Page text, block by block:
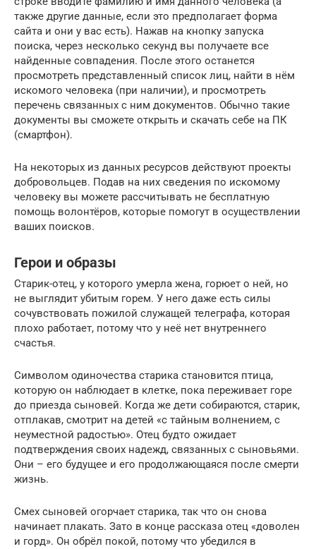
также другие данные, если это предполагает форма
сайта и они у вас есть). Нажав на кнопку запуска
поиска, через несколько секунд вы получаете все
найденные совпадения. После этого останется
просмотреть представленный список лиц, найти в нём
искомого человека (при наличии), и просмотреть
перечень связанных с ним документов. Обычно такие
документы вы сможете открыть и скачать себе на ПК
(смартфон).
На некоторых из данных ресурсов действуют проекты
добровольцев. Подав на них сведения по искомому
человеку вы можете рассчитывать не бесплатную
помощь волонтёров, которые помогут в осуществлении
ваших поисков.
Герои и образы
Старик-отец, у которого умерла жена, горюет о ней, но
не выглядит убитым горем. У него даже есть силы
сочувствовать пожилой служащей телеграфа, которая
плохо работает, потому что у неё нет внутреннего
счастья.
Символом одиночества старика становится птица,
которую он наблюдает в клетке, пока переживает горе
до приезда сыновей. Когда же дети собираются, старик,
отплакав, смотрит на детей «с тайным волнением, с
неуместной радостью». Отец будто ожидает
подтверждения своих надежд, связанных с сыновьями.
Они – его будущее и его продолжающаяся после смерти
жизнь.
Смех сыновей огорчает старика, так что он снова
начинает плакать. Зато в конце рассказа отец «доволен
и горд». Он обрёл покой, потому что убедился в